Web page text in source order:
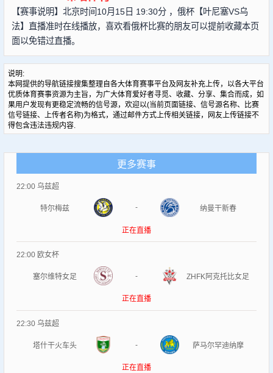
【赛事说明】北京时间10月15日 19:30分 ，俄杯【叶尼塞VS乌
法】直播准时在线播放，喜欢看俄杯比赛的朋友可以提前收藏本页
面以免错过直播。
说明:
本网提供的导航链接搜集整理自各大体育赛事平台及网友补充上传，以各大平台
优质体育赛事资源为主旨，为广大体育爱好者寻觅、收藏、分享、集合而成，如
果用户发现有更稳定流畅的信号源，欢迎以(当前页面链接、信号源名称、比赛
信号链接、上传者名称)为格式，通过邮件方式上传相关链接，网友上传链接不
得包含违法违规内容.
更多赛事
22:00 乌兹超
特尔梅兹 - 纳曼干新春
正在直播
22:00 欧女杯
塞尔维特女足 - ZHFK阿克托比女足
正在直播
22:30 乌兹超
塔什干火车头 - 萨马尔罕迪纳摩
正在直播